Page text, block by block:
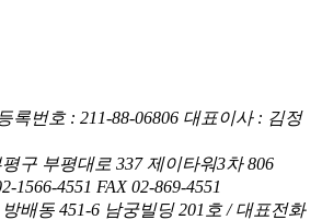
록번호 : 211-88-06806 대표이사 : 김정
구 부평대로 337 제이타워3차 806
1566-4551 FAX 02-869-4551
배동 451-6 남궁빌딩 201호 / 대표전화